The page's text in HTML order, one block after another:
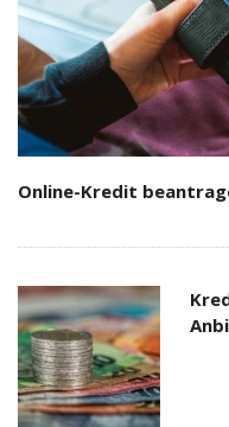
Online-Kredit